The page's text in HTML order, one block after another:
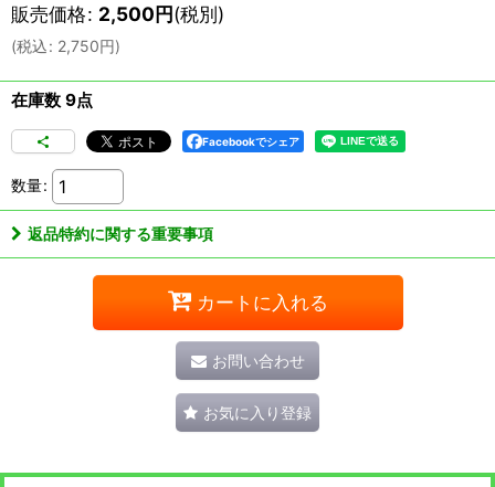
販売価格: 2,500円(税別)
(税込: 2,750円)
在庫数 9点
Facebookでシェア
数量:
返品特約に関する重要事項
カートに入れる
お問い合わせ
お気に入り登録